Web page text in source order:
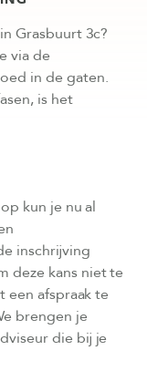
Grasbuurt 3c?
via de
in de gaten.
is het
kun je nu al
inschrijving
deze kans niet te
een afspraak te
brengen je
die bij je